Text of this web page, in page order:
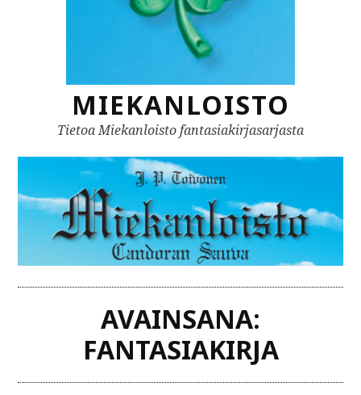
MIEKANLOISTO
Tietoa Miekanloisto fantasiakirjasarjasta
AVAINSANA:
FANTASIAKIRJA